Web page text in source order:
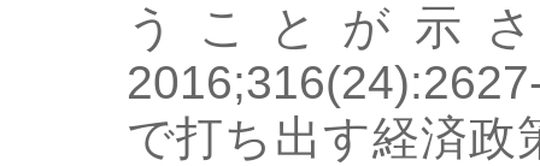
うことが示
で打ち出す経済政